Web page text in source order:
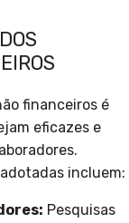
financeiros é
eficazes e
incluem:
Pesquisas